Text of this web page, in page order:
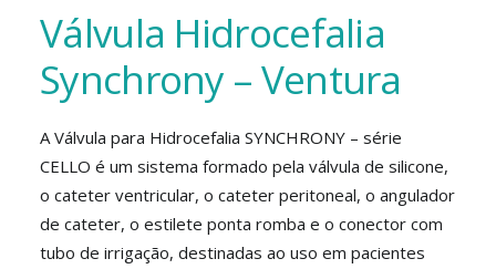
Válvula Hidrocefalia
Synchrony – Ventura
A Válvula para Hidrocefalia SYNCHRONY – série
CELLO é um sistema formado pela válvula de silicone,
o cateter ventricular, o cateter peritoneal, o angulador
de cateter, o estilete ponta romba e o conector com
tubo de irrigação, destinadas ao uso em pacientes